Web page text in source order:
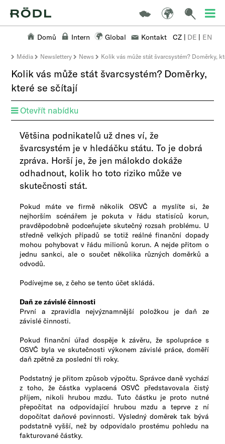
Domů Intern Global Kontakt CZ | DE | EN
Média Newslettery News Kolik vás může stát švarcsystém? Doměrky,
Kolik vás může stát švarcsystém? Doměrky,
které se sčítají
Otevřít nabídku
​Většina podnikatelů už dnes ví, že
švarcsystém je v hledáčku státu. To je dobrá
zpráva. Horší je, že jen málokdo dokáže
odhadnout, kolik ho toto riziko může ve
skutečnosti stát.
Pokud máte ve firmě několik OSVČ a myslíte si, že
nejhorším scénářem je pokuta v řádu statisíců korun,
pravděpodobně podceňujete skutečný rozsah problému. U
středně velkých případů se totiž reálné finanční dopady
mohou pohybovat v řádu milionů korun. A nejde přitom o
jednu sankci, ale o součet několika různých doměrků a
odvodů.
Podívejme se, z čeho se tento ​​​​​účet skládá.
Daň ze závislé činnosti
První a zpravidla nejvýznamnější položkou je daň ze
závislé činnosti.
Pokud finanční úřad dospěje k závěru, že spolupráce s
OSVČ byla ve skutečnosti výkonem závislé práce, doměří
daň zpětně za poslední tři roky.
Podstatný je přitom způsob výpočtu. Správce daně vychází
z toho, že částka vyplacená OSVČ představovala čistý
příjem, nikoli hrubou mzdu. Tuto částku je proto nutné
přepočítat na odpovídající hrubou mzdu a teprve z ní
dopočítat daňové povinnosti. Výsledný doměrek tak bývá
podstatně vyšší, než by odpovídalo prostému pohledu na
fakturované částky.